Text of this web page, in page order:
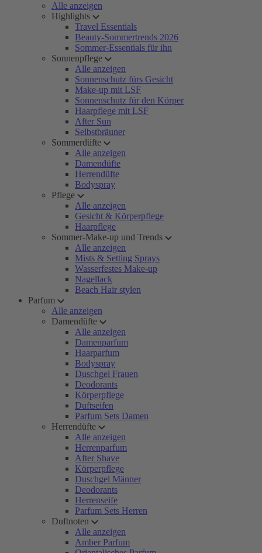
Alle anzeigen
Highlights
Travel Essentials
Beauty-Sommertrends 2026
Sommer-Essentials für ihn
Sonnenpflege
Alle anzeigen
Sonnenschutz fürs Gesicht
Make-up mit LSF
Sonnenschutz für den Körper
Haarpflege mit LSF
After Sun
Selbstbräuner
Sommerdüfte
Alle anzeigen
Damendüfte
Herrendüfte
Bodyspray
Pflege
Alle anzeigen
Gesicht & Körperpflege
Haarpflege
Sommer-Make-up und Trends
Alle anzeigen
Mists & Setting Sprays
Wasserfestes Make-up
Nagellack
Beach Hair stylen
Parfum
Alle anzeigen
Damendüfte
Alle anzeigen
Damenparfum
Haarparfum
Bodyspray
Duschgel Frauen
Deodorants
Körperpflege
Duftseifen
Parfum Sets Damen
Herrendüfte
Alle anzeigen
Herrenparfum
After Shave
Körperpflege
Duschgel Männer
Deodorants
Herrenseife
Parfum Sets Herren
Duftnoten
Alle anzeigen
Amber Parfum